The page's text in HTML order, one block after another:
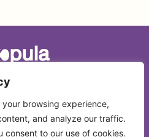
browsing experience,
and analyze our traffic.
consent to our use of cookies.
2024 Coopula